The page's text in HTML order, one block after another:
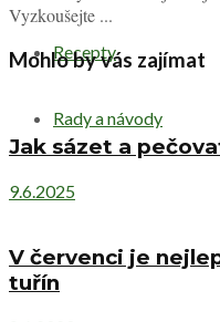
Recepty
Rady a návody
Vyzkoušejte ...
Mohlo by vás zajímat
Jak sázet a
9.6.2025
V červenci je
tuřín